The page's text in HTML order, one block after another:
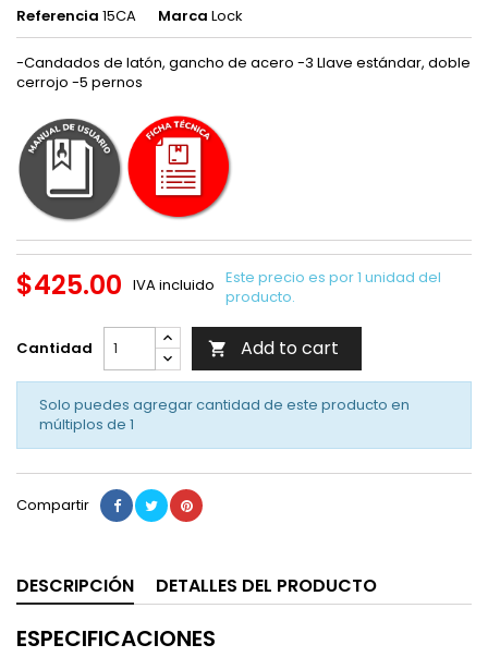
Referencia 15CA Marca Lock
-Candados de latón, gancho de acero -3 Llave estándar, doble
cerrojo -5 pernos
$425.00 IVA incluido Este precio es por 1 unidad del
producto.
Cantidad  Add to cart
Solo puedes agregar cantidad de este producto en
múltiplos de 1
Compartir
DESCRIPCIÓN DETALLES DEL PRODUCTO
ESPECIFICACIONES